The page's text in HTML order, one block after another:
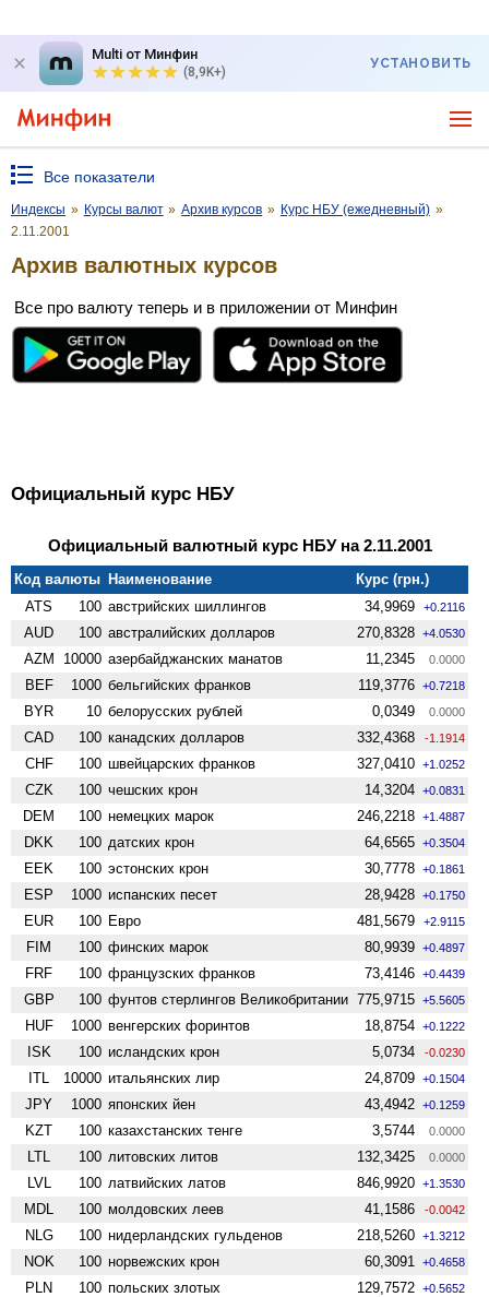
Multi от Минфин
(8,9K+)
УСТАНОВИТЬ
Все показатели
Индексы » Курсы валют » Архив курсов » Курс НБУ (ежедневный) »
2.11.2001
Архив валютных курсов
Все про валюту теперь и в приложении от Минфин
Официальный курс НБУ
Официальный валютный курс НБУ на 2.11.2001
Код валюты Наименование
Курс (грн.)
ATS
100 австрийских шиллингов 34,9969 +0.2116
AUD 100 австралийских долларов 270,8328 +4.0530
AZM 10000 азербайджанских манатов 11,2345 0.0000
BEF 1000 бельгийских франков 119,3776 +0.7218
BYR 10 белорусских рублей 0,0349 0.0000
CAD 100 канадских долларов 332,4368 -1.1914
CHF 100 швейцарских франков 327,0410 +1.0252
CZK 100 чешских крон 14,3204 +0.0831
DEM 100 немецких марок 246,2218 +1.4887
DKK 100 датских крон 64,6565 +0.3504
EEK 100 эстонских крон 30,7778 +0.1861
ESP 1000 испанских песет 28,9428 +0.1750
EUR 100 Евро 481,5679 +2.9115
FIM 100 финских марок 80,9939 +0.4897
FRF 100 французских франков 73,4146 +0.4439
GBP 100 фунтов стерлингов Велико­британии 775,9715 +5.5605
HUF 1000 венгерских форинтов 18,8754 +0.1222
ISK 100 исландских крон 5,0734 -0.0230
ITL 10000 итальянских лир 24,8709 +0.1504
JPY 1000 японских йен 43,4942 +0.1259
KZT 100 казахстанских тенге 3,5744 0.0000
LTL 100 литовских литов 132,3425 0.0000
LVL 100 латвийских латов 846,9920 +1.3530
MDL 100 молдовских леев 41,1586 -0.0042
NLG 100 нидерландских гульденов 218,5260 +1.3212
NOK 100 норвежских крон 60,3091 +0.4658
PLN 100 польских злотых 129,7572 +0.5652